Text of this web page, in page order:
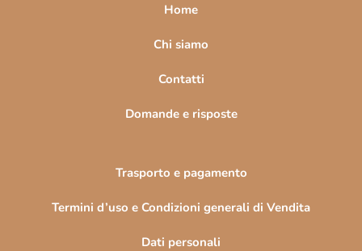
Home
Chi siamo
Contatti
Domande e risposte
Trasporto e pagamento
Termini d’uso e Condizioni generali di Vendita
Dati personali